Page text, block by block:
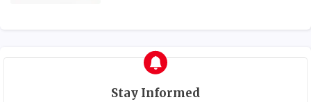
Stay Informed